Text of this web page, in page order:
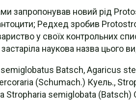
запропонував новий рід
Редхед зробив
у своїх контрольних
наукова назва цього
Batsch, Agaricus
(Schumach.) Куель.,
Stropharia semiglobata (Batsch)